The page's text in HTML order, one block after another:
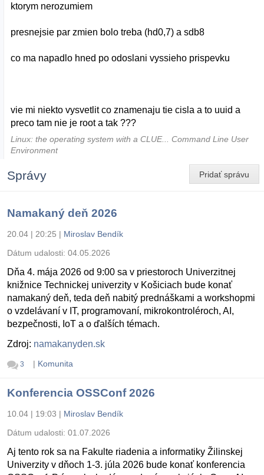
ktorym nerozumiem
presnejsie par zmien bolo treba (hd0,7) a sdb8
co ma napadlo hned po odoslani vyssieho prispevku
vie mi niekto vysvetlit co znamenaju tie cisla a to uuid a
preco tam nie je root a tak ???
Linux: the operating system with a CLUE... Command Line User
Environment
Pridať správu
Správy
Namakaný deň 2026
20.04 | 20:25 | Miroslav Bendík
Dátum udalosti: 04.05.2026
Dňa 4. mája 2026 od 9:00 sa v priestoroch Univerzitnej
knižnice Technickej univerzity v Košiciach bude konať
namakaný deň, teda deň nabitý prednáškami a workshopmi
o vzdelávaní v IT, programovaní, mikrokontroléroch, AI,
bezpečnosti, IoT a o ďalších témach.
Zdroj: namakanyden.sk
3 | Komunita
Konferencia OSSConf 2026
10.04 | 19:03 | Miroslav Bendík
Dátum udalosti: 01.07.2026
Aj tento rok sa na Fakulte riadenia a informatiky Žilinskej
Univerzity v dňoch 1-3. júla 2026 bude konať konferencia